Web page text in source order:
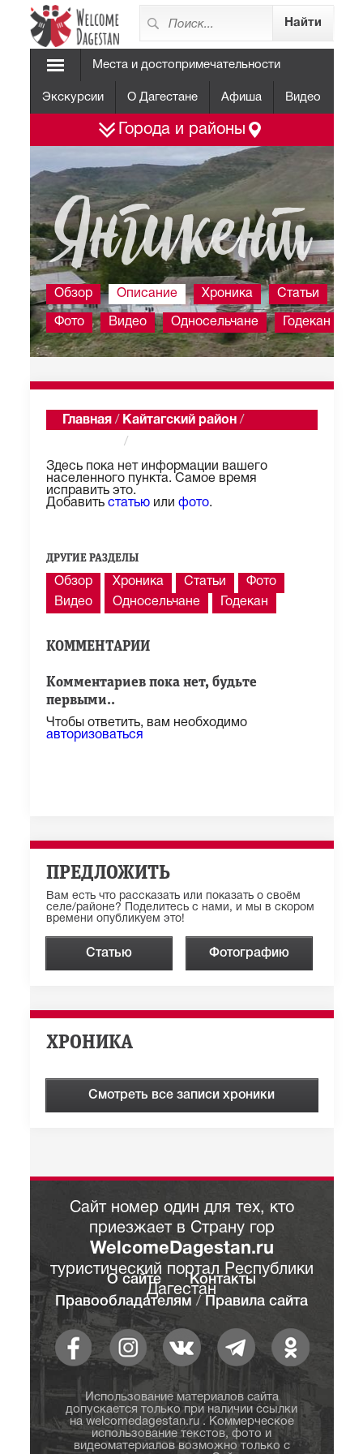
Места и достопримечательности
Экскурсии О Дагестане Афиша Видео
Города и районы
Янгикент
Обзор Описание Хроника Статьи
Фото Видео Односельчане Годекан
Главная / Кайтагский район /
/
Здесь пока нет информации вашего
населенного пункта. Самое время
исправить это.
Добавить статьюили фото.
ДРУГИЕ РАЗДЕЛЫ
Обзор Хроника Статьи
Фото
Видео
Односельчане Годекан
КОММЕНТАРИИ
Комментариев пока нет, будьте
первыми..
Чтобы ответить, вам необходимо
авторизоваться
ПРЕДЛОЖИТЬ
Вам есть что рассказать или показать о своём
селе/районе? Поделитесь с нами, и мы в скором
времени опубликуем это!
Статью Фотографию
ХРОНИКА
Смотреть все записи хроники
Сайт номер один для тех, кто
приезжает в Страну гор
WelcomeDagestan.ru
туристический портал Республики
Дагестан
О сайте
Контакты
Правообладателям / Правила сайта
Использование материалов сайта
допускается только при наличии ссылки
на welcomedagestan.ru . Коммерческое
использование текстов, фото и
видеоматериалов возможно только с